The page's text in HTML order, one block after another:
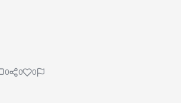
0 0 0